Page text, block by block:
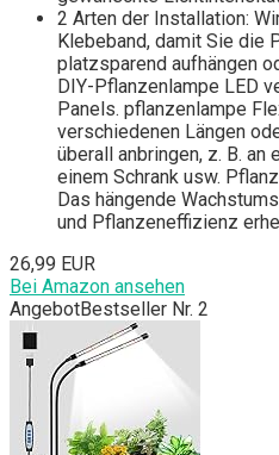
2 Arten der Installation:
Klebeband, damit Sie die
platzsparend aufhängen
DIY-Pflanzenlampe LED
Panels. pflanzenlampe
verschiedenen Längen
überall anbringen, z. B. an
einem Schrank usw.
Das hängende
und Pflanzeneffizienz
26,99 EUR
Bei Amazon ansehen
AngebotBestseller Nr. 2